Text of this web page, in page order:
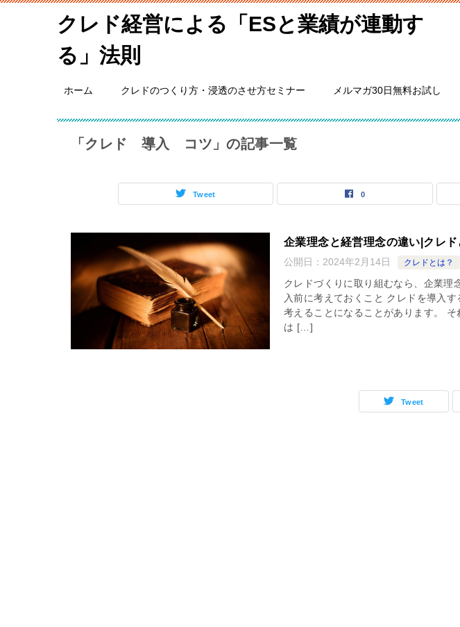
クレド経営による「ESと業績が連動す
る」法則
ホーム クレドのつくり方・浸透のさせ方セミナー メルマガ30日無料お試し
「クレド 導入 コツ」の記事一覧
Tweet 0
企業理念と経営理念の違い|クレ
公開日： 2024年2月14日 クレドとは？
クレドづくりに取り組むなら、企業理
入前に考えておくこと クレドを導入
考えることになることがあります。
は […]
Tweet